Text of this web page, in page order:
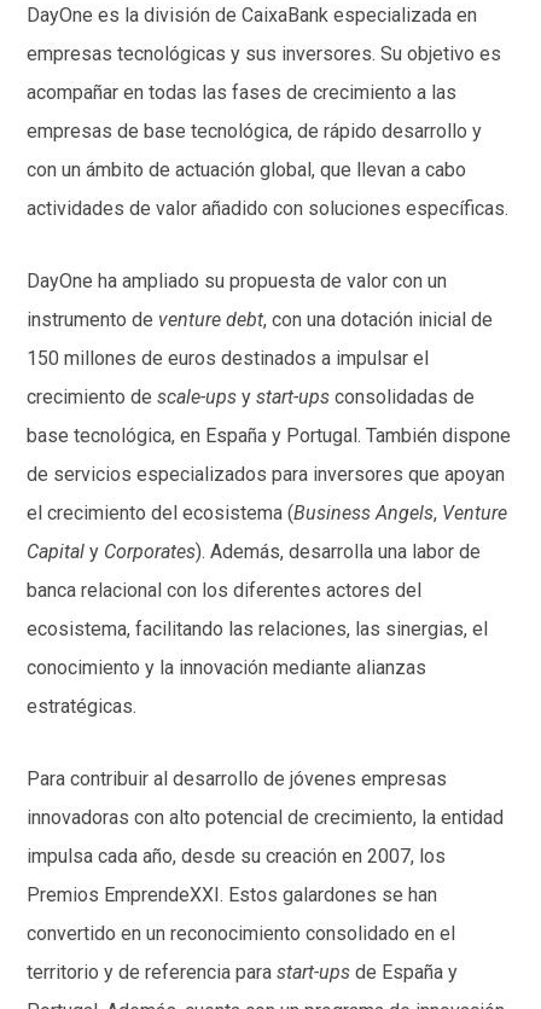
DayOne es la división de CaixaBank especializada en
empresas tecnológicas y sus inversores. Su objetivo es
acompañar en todas las fases de crecimiento a las
empresas de base tecnológica, de rápido desarrollo y
con un ámbito de actuación global, que llevan a cabo
actividades de valor añadido con soluciones específicas.
DayOne ha ampliado su propuesta de valor con un
instrumento de venture debt, con una dotación inicial de
150 millones de euros destinados a impulsar el
crecimiento descale-ups ystart-ups consolidadas de
base tecnológica, en España y Portugal. También dispone
de servicios especializados para inversores que apoyan
el crecimiento del ecosistema (Business Angels, Venture
Capital y Corporates). Además, desarrolla una labor de
banca relacional con los diferentes actores del
ecosistema, facilitando las relaciones, las sinergias, el
conocimiento y la innovación mediante alianzas
estratégicas.
Para contribuir al desarrollo de jóvenes empresas
innovadoras con alto potencial de crecimiento, la entidad
impulsa cada año, desde su creación en 2007, los
Premios EmprendeXXI. Estos galardones se han
convertido en un reconocimiento consolidado en el
territorio y de referencia parastart-ups de España y